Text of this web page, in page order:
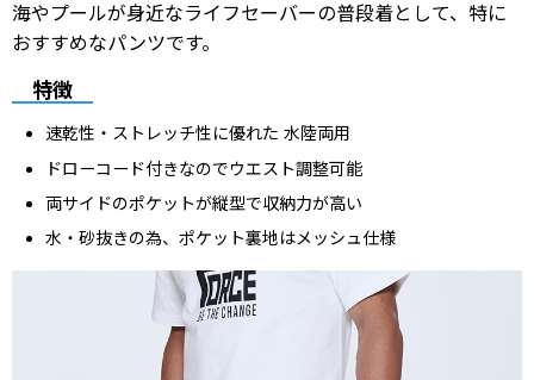
海やプールが身近なライフセーバーの普段着として、特に
おすすめなパンツです。
特徴
速乾性・ストレッチ性に優れた 水陸両用
ドローコード付きなのでウエスト調整可能
両サイドのポケットが縦型で収納力が高い
水・砂抜きの為、ポケット裏地はメッシュ仕様